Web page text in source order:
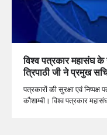
विश्व पत्रकार महासंघ
त्रिपाठी जी ने प्रमुख
पत्रकारों की सुरक्षा एवं निष्पक्ष
कौशाम्बी। विश्व पत्रकार